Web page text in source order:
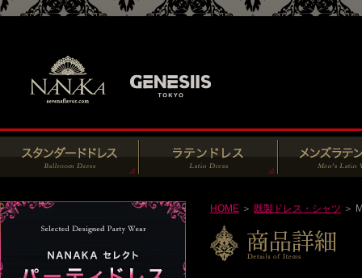
HOME ＞ 既製ドレス・シャツ ＞